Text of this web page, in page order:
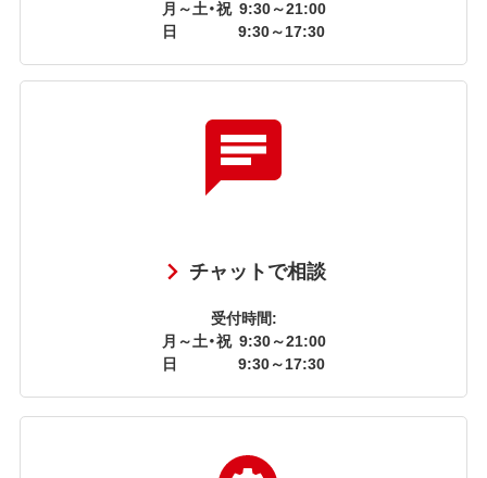
月～土・祝 9:30～21:00
日
9:30～17:30
チャットで相談
受付時間:
月～土・祝 9:30～21:00
日
9:30～17:30